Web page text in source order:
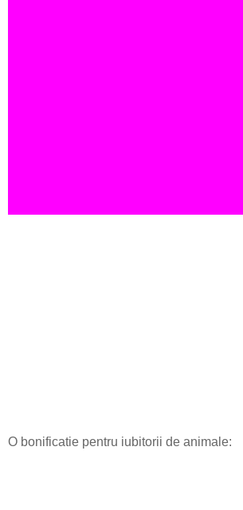
O bonificatie pentru iubitorii de animale: